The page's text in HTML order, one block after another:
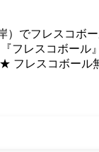
）でフレスコボ
フレスコボール
フレスコボール